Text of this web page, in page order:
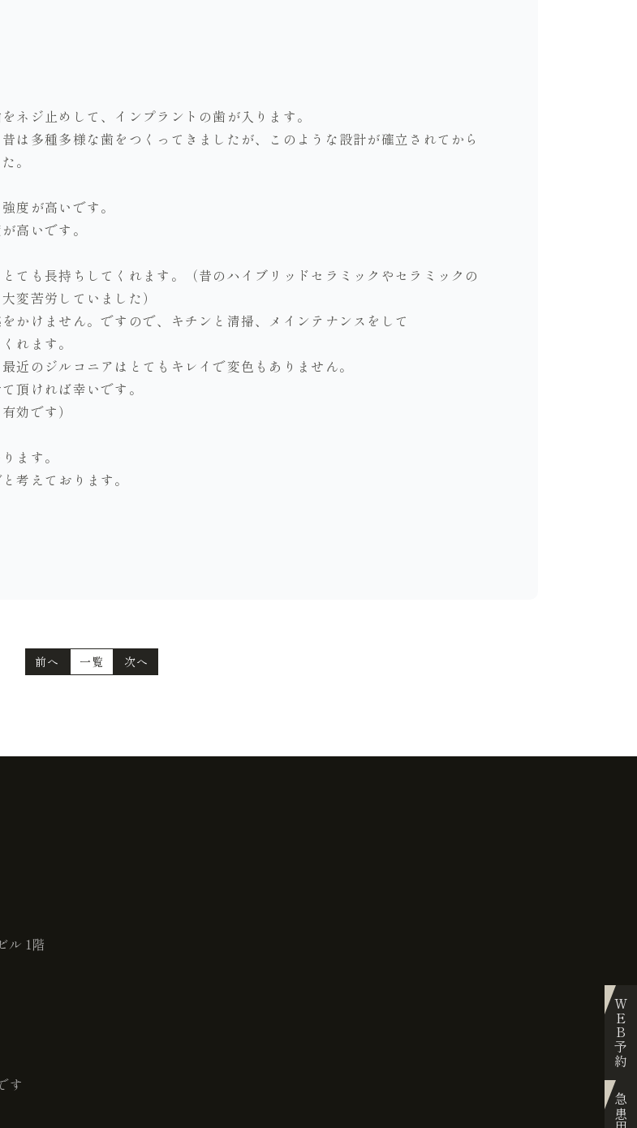
WEB予約
ネジ止めして、インプラントの歯が入ります。
は多種多様な歯をつくってきましたが、このような設計が確立されてから
。
度が高いです。
高いです。
ても長持ちしてくれます。（昔のハイブリッドセラミックやセラミックの
変苦労していました）
かけません。ですので、キチンと清掃、メインテナンスをして
れます。
近のジルコニアはとてもキレイで変色もありません。
頂ければ幸いです。
効です）
ます。
考えております。
前へ 一覧 次へ
ル 1階
す